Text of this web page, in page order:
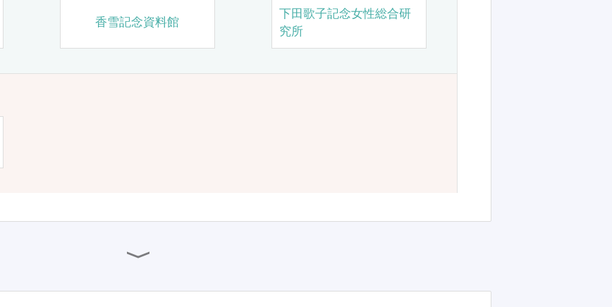
香雪記念資料館
下田歌子記念女性総合研
究所